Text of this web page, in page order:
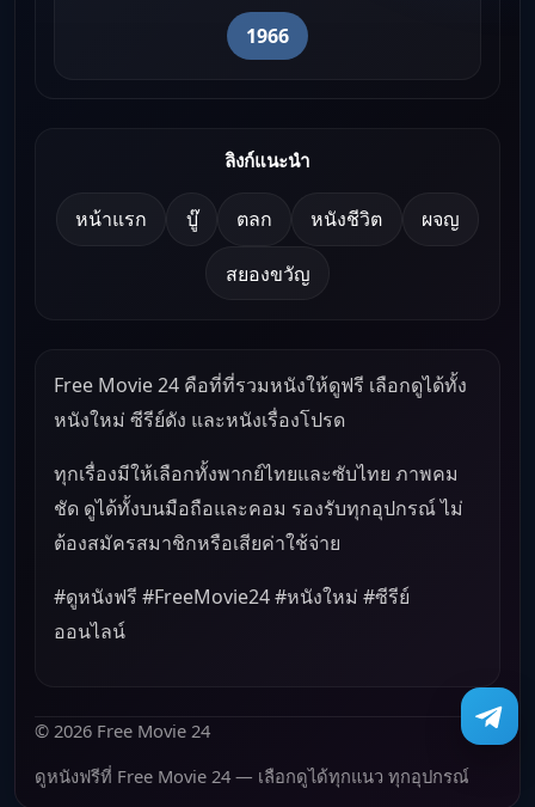
1966
ลิงก์แนะนำ
หน้าแรก บู๊ ตลก หนังชีวิต ผจญ
สยองขวัญ
Free Movie 24 คือที่ที่รวมหนังให้ดูฟรี เลือกดูได้ทั้ง
หนังใหม่ ซีรีย์ดัง และหนังเรื่องโปรด
ทุกเรื่องมีให้เลือกทั้งพากย์ไทยและซับไทย ภาพคม
ชัด ดูได้ทั้งบนมือถือและคอม รองรับทุกอุปกรณ์ ไม่
ต้องสมัครสมาชิกหรือเสียค่าใช้จ่าย
#ดูหนังฟรี #FreeMovie24 #หนังใหม่ #ซีรีย์
ออนไลน์
© 2026 Free Movie 24
ดูหนังฟรีที่ Free Movie 24 — เลือกดูได้ทุกแนว ทุกอุปกรณ์